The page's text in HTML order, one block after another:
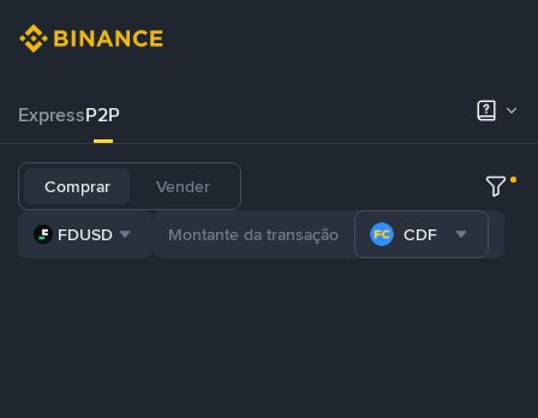
ExpressP2P
Comprar Vender
FDUSD CDF